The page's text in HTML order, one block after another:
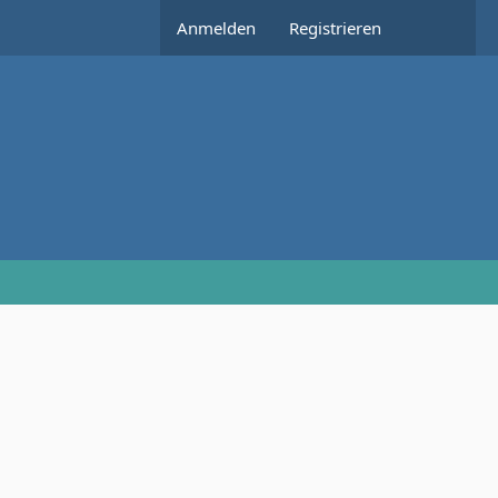
Anmelden Registrieren